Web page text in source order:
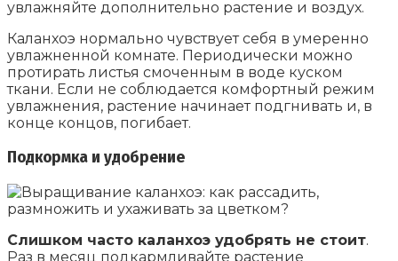
увлажняйте дополнительно растение и воздух.
Каланхоэ нормально чувствует себя в умеренно
увлажненной комнате. Периодически можно
протирать листья смоченным в воде куском
ткани. Если не соблюдается комфортный режим
увлажнения, растение начинает подгнивать и, в
конце концов, погибает.
Подкормка и удобрение
Слишком часто каланхоэ удобрять не стоит.
Раз в месяц подкармливайте растение